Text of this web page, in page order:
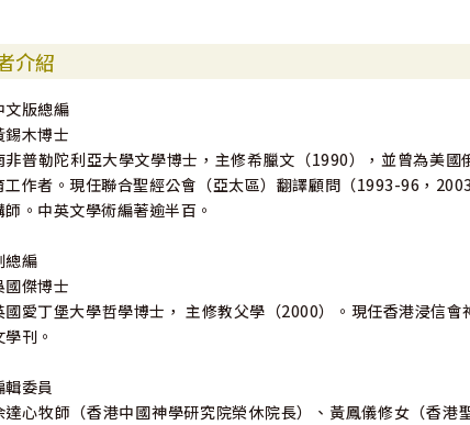
介紹
文版總編
錫木博士
非普勒陀利亞大學文學博士，主修希臘文（1990），並曾為美
工作者。現任聯合聖經公會（亞太區）翻譯顧問（1993-96，
師。中英文學術編著逾半百。
總編
國傑博士
國愛丁堡大學哲學博士， 主修教父學（2000）。現任香港浸信
學刊。
輯委員
達心牧師（香港中國神學研究院榮休院長）、黃鳳儀修女（香